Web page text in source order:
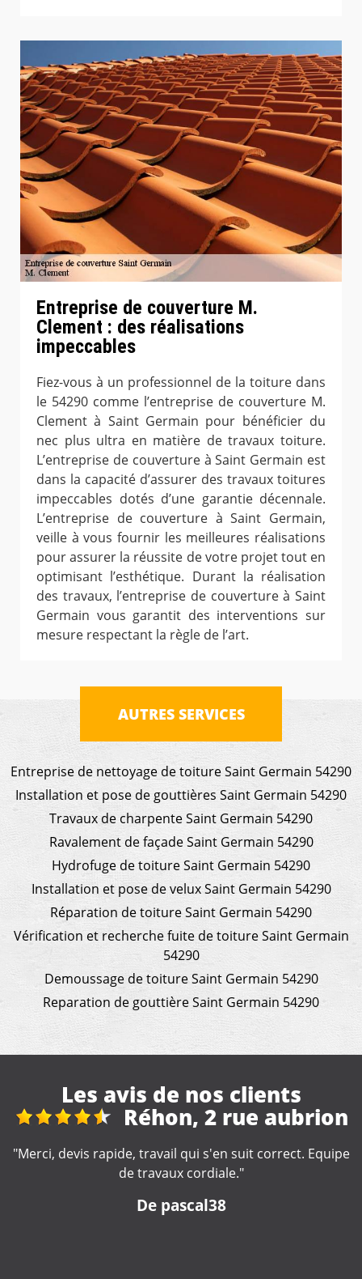
Entreprise de couverture M.
Clement : des réalisations
impeccables
Fiez-vous à un professionnel de la toiture dans
le 54290 comme l’entreprise de couverture M.
Clement à Saint Germain pour bénéficier du
nec plus ultra en matière de travaux toiture.
L’entreprise de couverture à Saint Germain est
dans la capacité d’assurer des travaux toitures
impeccables dotés d’une garantie décennale.
L’entreprise de couverture à Saint Germain,
veille à vous fournir les meilleures réalisations
pour assurer la réussite de votre projet tout en
optimisant l’esthétique. Durant la réalisation
des travaux, l’entreprise de couverture à Saint
Germain vous garantit des interventions sur
mesure respectant la règle de l’art.
AUTRES SERVICES
Entreprise de nettoyage de toiture Saint Germain 54290
Installation et pose de gouttières Saint Germain 54290
Travaux de charpente Saint Germain 54290
Ravalement de façade Saint Germain 54290
Hydrofuge de toiture Saint Germain 54290
Installation et pose de velux Saint Germain 54290
Réparation de toiture Saint Germain 54290
Vérification et recherche fuite de toiture Saint Germain
54290
Demoussage de toiture Saint Germain 54290
Reparation de gouttière Saint Germain 54290
Les avis de nos clients
Réfection toiture de
véranda + gouttières maison
"Excellent travail de la part de cette entreprise. Travail
soigné. Artisan très impliqué dans la réalisation de nos
travaux, très à l'écoute. Nous le recommandons